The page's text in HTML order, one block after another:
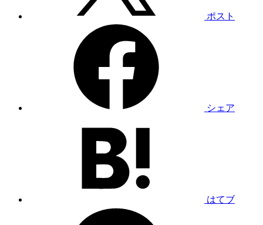
ポスト
シェア
はてブ